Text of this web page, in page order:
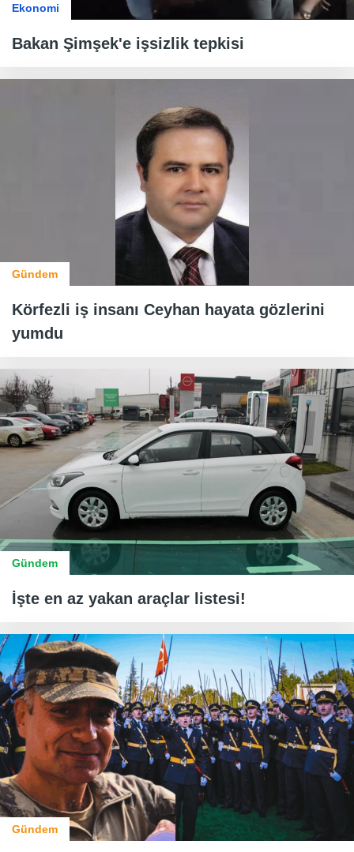
Ekonomi
Bakan Şimşek'e işsizlik tepkisi
Gündem
Körfezli iş insanı Ceyhan hayata gözlerini
yumdu
Gündem
İşte en az yakan araçlar listesi!
Gündem